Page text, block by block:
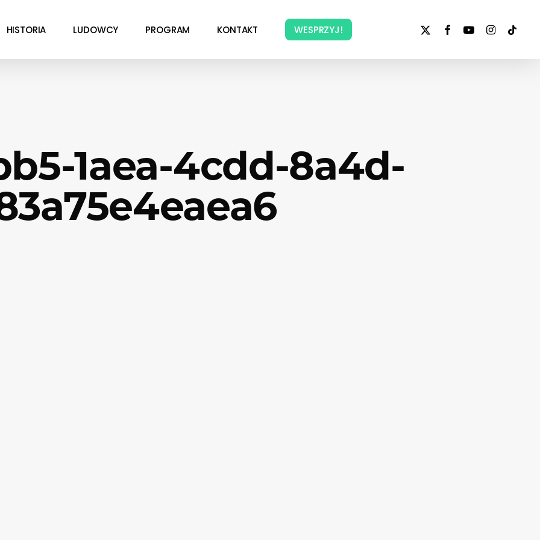
HISTORIA LUDOWCY PROGRAM KONTAKT WESPRZYJ!
x-
facebookyoutubeinstagram
tiktok
1aea-4cdd-8a4d-